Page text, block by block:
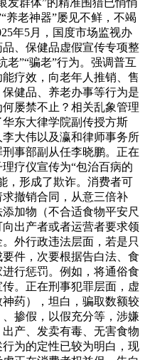
发群体”的精准围猎已悄悄
养老神器”屡见不鲜，不竭
年5月，国度市场监视办
、保健品虚假宣传专项整
老”“骗老”行为。强调普互
疗效，向老年人推销、售
健品、养老办事等行为是
屡禁不止？相关乱象管理
东大律学院副传授方斯
大伟以及瀛和律师事务所
事部副从任李晓鹏。正在
疗仪宣传为“包治百病的
，形成了欺诈。消费者可
撤销合同，从意三倍补
加物（不合适食物平安尺
出产者或者运营者要求领
外行政违法层面，若是只
件，次要根据告白法、食
行惩罚。例如，将通俗食
。正在刑事犯罪层面，虚
药），坦白，骗取数额较
掺假，以假充分等，涉嫌
产、发卖有毒、无害食物
为的定性已较为明白，现